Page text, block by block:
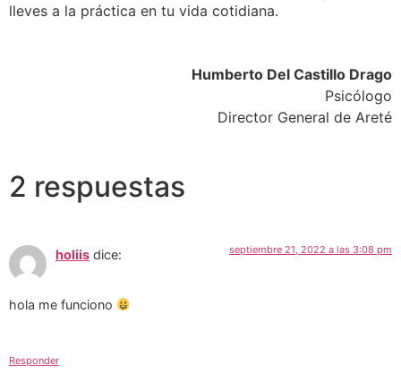
lleves a la práctica en tu vida cotidiana.
Humberto Del Castillo Drago
Psicólogo
Director General de Areté
2 respuestas
holiis dice: septiembre 21, 2022 a las 3:08 pm
hola me funciono
Responder